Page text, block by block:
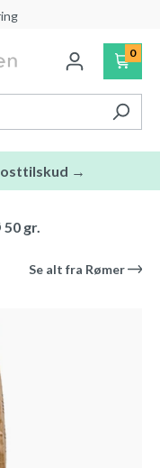
0
→
gr.
Se alt fra Rømer